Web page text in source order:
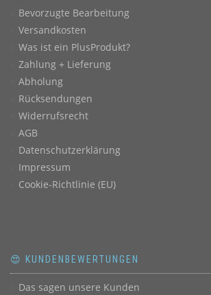
Bevorzugte Bearbeitung
Versandkosten
Was ist ein PlusProdukt?
Zahlung + Lieferung
Abholung
Rücksendungen
Widerrufsrecht
AGB
Datenschutzerklärung
Impressum
Cookie-Richtlinie (EU)
😍 KUNDENBEWERTUNGEN
Das sagen unsere Kunden